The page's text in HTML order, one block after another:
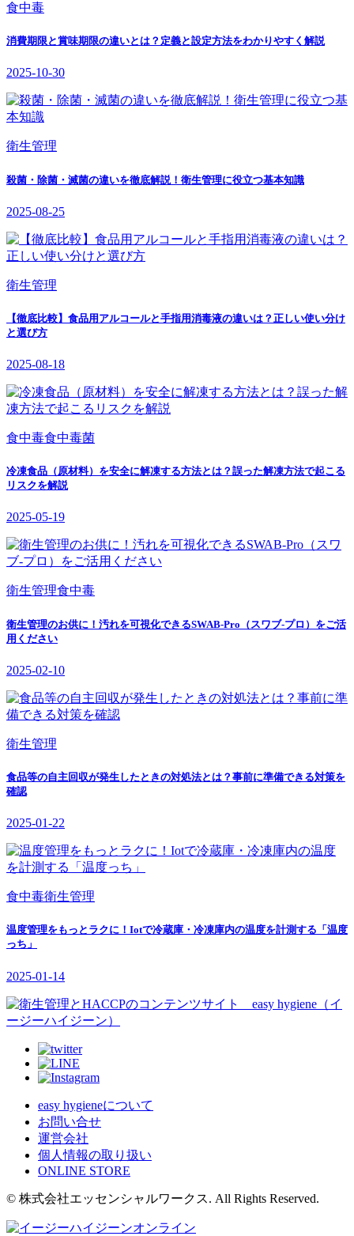
食中毒
消費期限と賞味期限の違いとは？定義と設定方法をわかりやすく解説
2025-10-30
衛生管理
殺菌・除菌・滅菌の違いを徹底解説！衛生管理に役立つ基本知識
2025-08-25
衛生管理
【徹底比較】食品用アルコールと手指用消毒液の違いは？正しい使い分け
と選び方
2025-08-18
食中毒食中毒菌
冷凍食品（原材料）を安全に解凍する方法とは？誤った解凍方法で起こる
リスクを解説
2025-05-19
衛生管理食中毒
衛生管理のお供に！汚れを可視化できるSWAB-Pro（スワブ‐プロ）をご活
用ください
2025-02-10
衛生管理
食品等の自主回収が発生したときの対処法とは？事前に準備できる対策を
確認
2025-01-22
食中毒衛生管理
温度管理をもっとラクに！Iotで冷蔵庫・冷凍庫内の温度を計測する「温度
っち」
2025-01-14
easy hygieneについて
お問い合せ
運営会社
個人情報の取り扱い
ONLINE STORE
© 株式会社エッセンシャルワークス. All Rights Reserved.